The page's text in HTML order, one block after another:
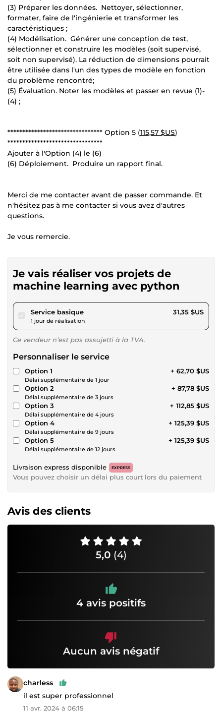
(3) Préparer les données. Nettoyer, sélectionner,
formater, faire de l'ingénierie et transformer les
caractéristiques ;
(4) Modélisation. Générer une conception de test,
sélectionner et construire les modèles (soit supervisé,
soit non supervisé). La réduction de dimensions pourrait
être utilisée dans l'un des types de modèle en fonction
du problème rencontré;
(5) Évaluation. Noter les modèles et passer en revue (1)-
(4) ;
******************************** Option 5 (115,57 $US)
********************************
Ajouter à l'Option (4) le (6)
(6) Déploiement. Produire un rapport final.
Merci de me contacter avant de passer commande. Et
n'hésitez pas à me contacter si vous avez d'autres
questions.
Je vous remercie.
Je vais réaliser vos projets de
machine learning avec python
Service basiquepour 28,89 $US
1 jour de réalisation
31,35 $US
Ce vendeur n’est pas assujetti à la TVA.
Personnaliser le service
Option 1
Délai supplémentaire de 1 jour
+ 62,70 $US
Option 2
Délai supplémentaire de 3 jours
+ 87,78 $US
Option 3
Délai supplémentaire de 4 jours
+ 112,85 $US
Option 4
Délai supplémentaire de 9 jours
+ 125,39 $US
Option 5
Délai supplémentaire de 12 jours
+ 125,39 $US
Livraison express disponible EXPRESS
Vous pouvez choisir un délai plus court lors du paiement
Avis des clients
5,0 (4)
4 avis positifs
Aucun avis négatif
charless
il est super professionnel
11 avr. 2024 à 06:15